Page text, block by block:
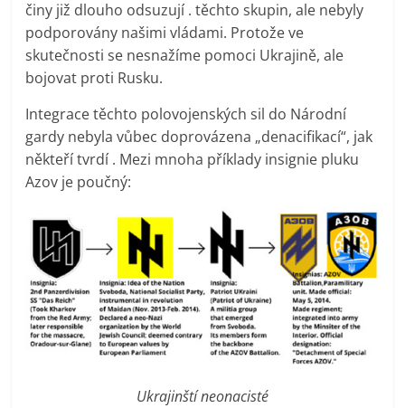
činy již dlouho odsuzují . těchto skupin, ale nebyly
podporovány našimi vládami. Protože ve
skutečnosti se nesnažíme pomoci Ukrajině, ale
bojovat proti Rusku.
Integrace těchto polovojenských sil do Národní
gardy nebyla vůbec doprovázena „denacifikací“, jak
někteří tvrdí . Mezi mnoha příklady insignie pluku
Azov je poučný:
Ukrajinští neonacisté